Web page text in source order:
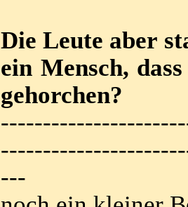
Die Leute aber
ein Mensch,
gehorchen?
---